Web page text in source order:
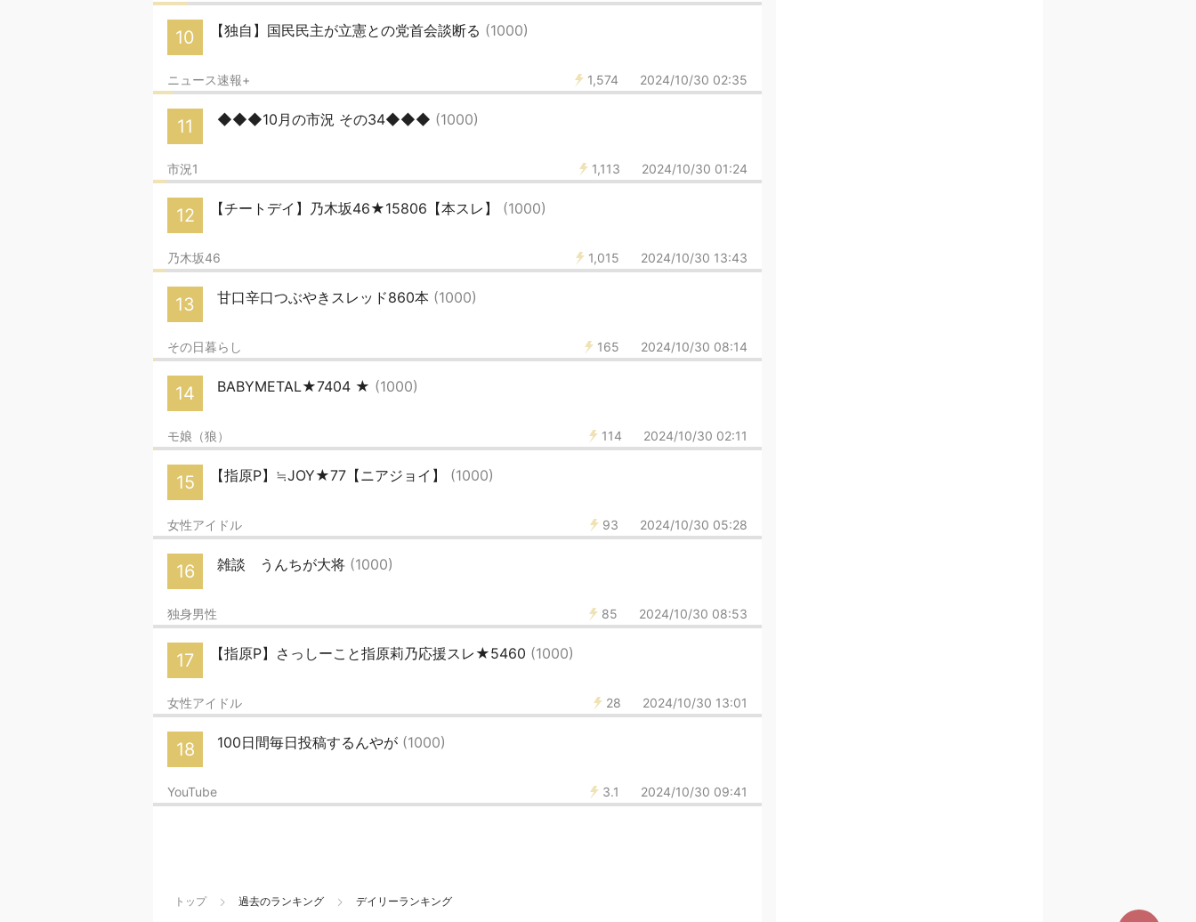
10 【独自】国民民主が立憲との党首会談断る (1000)
1,574 2024/10/30 02:35
ニュース速報+
11 ◆◆◆10月の市況 その34◆◆◆ (1000)
1,113 2024/10/30 01:24
市況1
12 【チートデイ】乃木坂46★15806【本スレ】 (1000)
1,015 2024/10/30 13:43
乃木坂46
13 甘口辛口つぶやきスレッド860本 (1000)
165 2024/10/30 08:14
その日暮らし
14 BABYMETAL★7404 ★ (1000)
114 2024/10/30 02:11
モ娘（狼）
15 【指原P】≒JOY★77【ニアジョイ】 (1000)
93 2024/10/30 05:28
女性アイドル
16 雑談 うんちが大将 (1000)
85 2024/10/30 08:53
独身男性
17 【指原P】さっしーこと指原莉乃応援スレ★5460 (1000)
28 2024/10/30 13:01
女性アイドル
18 100日間毎日投稿するんやが (1000)
3.1 2024/10/30 09:41
YouTube
トップ 過去のランキング デイリーランキング